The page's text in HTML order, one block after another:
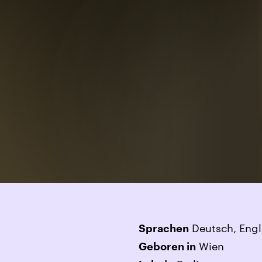
Sprachen Deutsch,
Geboren in Wien